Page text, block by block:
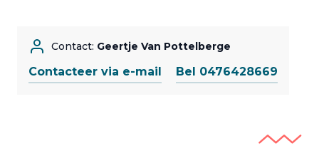
Contact: Geertje Van Pottelberge
Contacteer via e-mail Bel 0476428669